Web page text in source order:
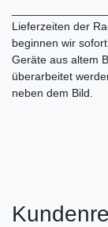
Lieferzeiten der
beginnen wir
Geräte aus altem
überarbeitet
neben dem Bild.